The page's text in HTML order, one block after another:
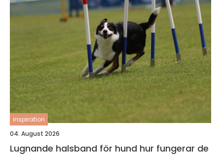
inspiration
04. August 2026
Lugnande halsband för hund hur fungerar de